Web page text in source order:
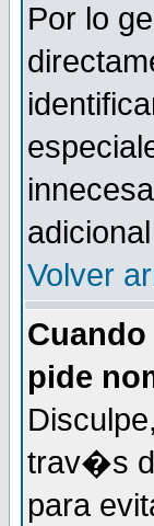
Por lo
Volver
pide
trav�s
para